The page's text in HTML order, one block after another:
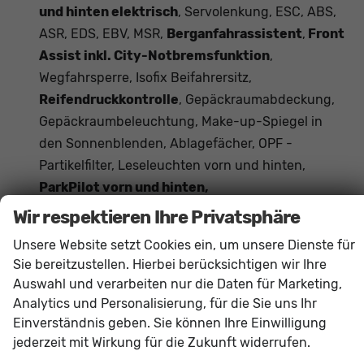
und hinten elektrisch, Servolenkung, ESC, ABS,
ASR, EDS, EBV, MSR, Berganfahrassistent, Front
Assist inkl. City-Notbremsfunktion,
Wegfahrsperre, Isofix Beifahrersitz,
Reifendruckkontrolle, Gepäckraumabdeckung,
Gepäckraumbeleuchtung, Make-up-Spiegel in
den Sonnenblenden, Ablagefächer, OPF -
Partikelfilter, Leseleuchten vorn und hinten,
ParkPilot vorn und hinten,
Fußgängererkennung,
Verkehrszeichenerkennung,
Beifahrersitzlehne umklappbar, Start-Stopp-
Anlage, Mittelarmlehne vorne, Dachreling
Schwarz, Müdigkeitserkennung, Tire-Mobility-
Set,Außenspiegel elektrisch anklappbar,
Lenksäule verstellbar,Vordersitze
Wir respektieren Ihre Privatsphäre
Unsere Website setzt Cookies ein, um unsere Dienste für
Sie bereitzustellen. Hierbei berücksichtigen wir Ihre
Auswahl und verarbeiten nur die Daten für Marketing,
Analytics und Personalisierung, für die Sie uns Ihr
Einverständnis geben. Sie können Ihre Einwilligung
jederzeit mit Wirkung für die Zukunft widerrufen.